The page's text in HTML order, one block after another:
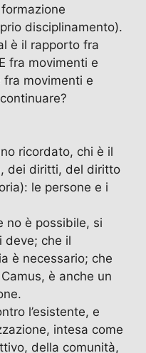
disciplinamento).
è il rapporto fra
fra movimenti e
fra movimenti e
ricordato, chi è il
dei diritti, del diritto
le persone e i
no è possibile, si
deve; che il
è necessario; che
è anche un
l’esistente, e
intesa come
della comunità,